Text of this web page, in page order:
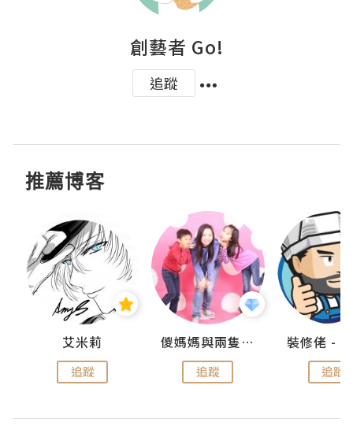
創藝者 Go!
追蹤
推薦博客
艾米莉
追蹤
儍媽媽與兩隻小魔怪之家
追蹤 追蹤